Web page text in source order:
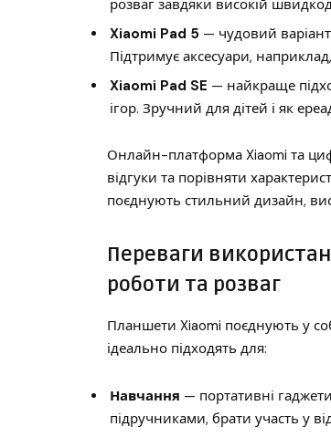
розваг завдяки високій
Xiaomi Pad 5 — чудовий
Підтримує аксесуари,
Xiaomi Pad SE — найкраще
ігор. Зручний для дітей і як
Онлайн-платформа Xiaomi та
відгуки та порівняти
поєднують стильний дизайн,
Переваги
роботи та розваг
Планшети Xiaomi поєднують у
ідеально підходять для:
Навчання — портативні
підручниками, брати участь у